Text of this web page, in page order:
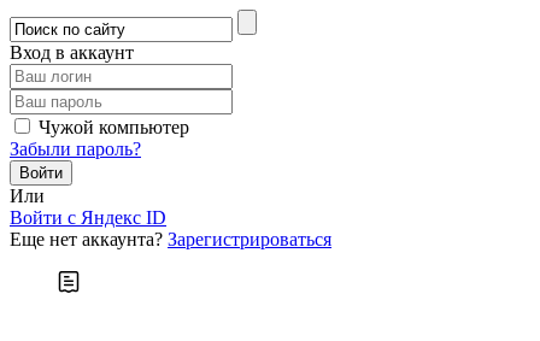
Вход в аккаунт
Чужой компьютер
Забыли пароль?
Или
Войти c Яндекс ID
Еще нет аккаунта? Зарегистрироваться